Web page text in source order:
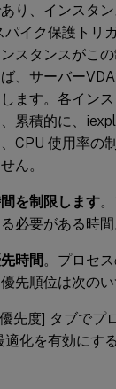
り、インスタ
パイク保護トリ
スタンスがこ
、サーバー
ます。各イン
累積的に、
CPU 使用率の
ん。
を制限します
必要がある時間
時間 。プロセ
先順位は次のい
先度] タブでプ
適化を有効にす